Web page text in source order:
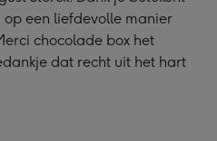
op een liefdevolle manier
chocolade box het
dat recht uit het hart